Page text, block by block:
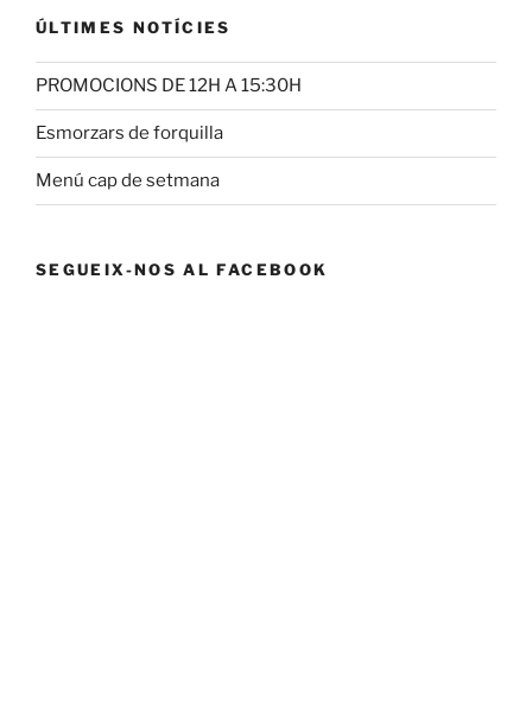
ÚLTIMES NOTÍCIES
PROMOCIONS DE 12H A 15:30H
Esmorzars de forquilla
Menú cap de setmana
SEGUEIX-NOS AL FACEBOOK